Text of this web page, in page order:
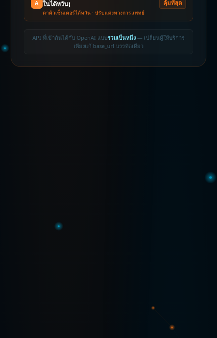
A
ในไต้หวัน)
ดาต้าเซ็นเตอร์ไต้หวัน · ปรับแต่งทางการแพทย์
คุ้มที่สุด
API ที่เข้ากันได้กับ OpenAI แบบรวมเป็นหนึ่ง — เปลี่ยนผู้ให้บริการ
เพียงแก้ base_url บรรทัดเดียว